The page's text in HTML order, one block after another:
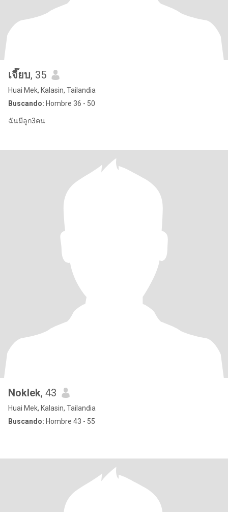
เจี๊ยบ, 35
Huai Mek, Kalasin, Tailandia
Buscando: Hombre 36 - 50
ฉันมีลูก3คน
Noklek, 43
Huai Mek, Kalasin, Tailandia
Buscando: Hombre 43 - 55